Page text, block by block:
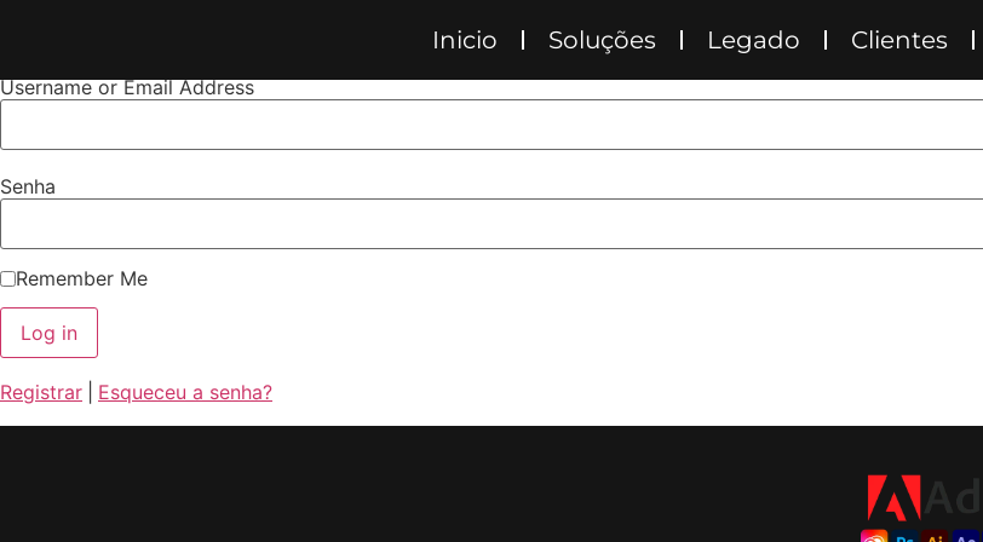
Inicio Soluções Legado Clientes
Username or Email Address
Senha
Remember Me
Registrar Esqueceu a senha?